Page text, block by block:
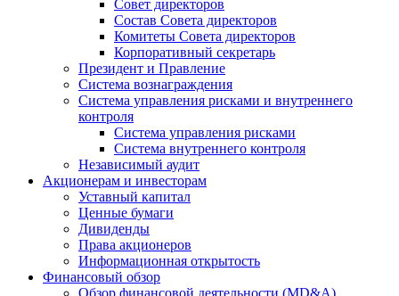
Совет директоров
Состав Совета директоров
Комитеты Совета директоров
Корпоративный секретарь
Президент и Правление
Система вознаграждения
Система управления рисками и внутреннего
контроля
Система управления рисками
Система внутреннего контроля
Независимый аудит
Акционерам и инвесторам
Уставный капитал
Ценные бумаги
Дивиденды
Права акционеров
Информационная открытость
Финансовый обзор
Обзор финансовой деятельности (MD&A)